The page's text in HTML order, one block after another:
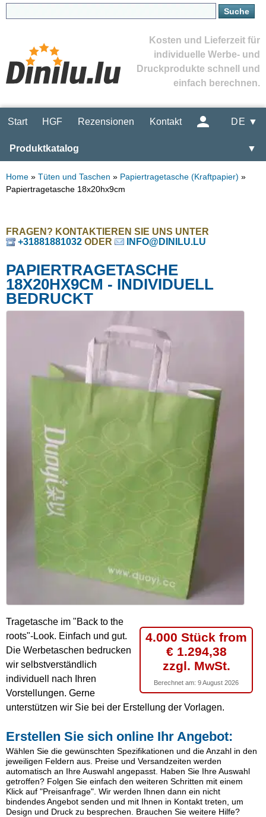
Kosten und Lieferzeit für
individuelle Werbe- und
Druckprodukte schnell und
einfach berechnen.
Start HGF Rezensionen Kontakt DE ▼
Produktkatalog ▼
Home » Tüten und Taschen » Papiertragetasche (Kraftpapier) »
Papiertragetasche 18x20hx9cm
FRAGEN? KONTAKTIEREN SIE UNS UNTER
+31881881032 ODER INFO@DINILU.LU
PAPIERTRAGETASCHE
18X20HX9CM - INDIVIDUELL
BEDRUCKT
4.000 Stück from
€ 1.294,38
zzgl. MwSt.
Berechnet am: 9 August 2026
Tragetasche im "Back to the
roots"-Look. Einfach und gut.
Die Werbetaschen bedrucken
wir selbstverständlich
individuell nach Ihren
Vorstellungen. Gerne
unterstützen wir Sie bei der Erstellung der Vorlagen.
Erstellen Sie sich online Ihr Angebot:
Wählen Sie die gewünschten Spezifikationen und die Anzahl in den
jeweiligen Feldern aus. Preise und Versandzeiten werden
automatisch an Ihre Auswahl angepasst. Haben Sie Ihre Auswahl
getroffen? Folgen Sie einfach den weiteren Schritten mit einem
Klick auf "Preisanfrage". Wir werden Ihnen dann ein nicht
bindendes Angebot senden und mit Ihnen in Kontakt treten, um
Design und Druck zu besprechen. Brauchen Sie weitere Hilfe?